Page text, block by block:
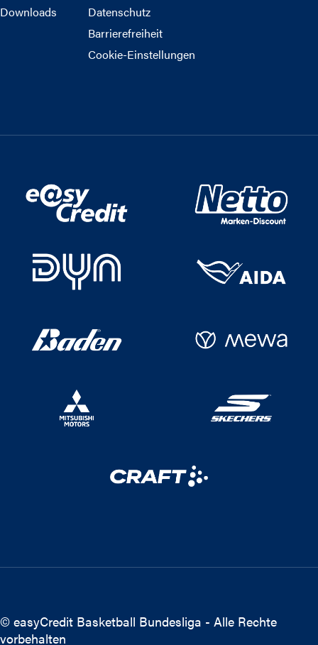
Downloads
Datenschutz
Barrierefreiheit
Cookie-Einstellungen
© easyCredit Basketball Bundesliga - Alle Rechte
vorbehalten